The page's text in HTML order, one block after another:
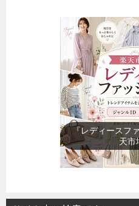
『テレビゲー